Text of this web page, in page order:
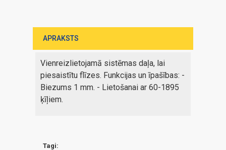
APRAKSTS
Vienreizlietojamā sistēmas daļa, lai
piesaistītu flīzes. Funkcijas un īpašības: -
Biezums 1 mm. - Lietošanai ar 60-1895
ķīļiem.
Tagi: